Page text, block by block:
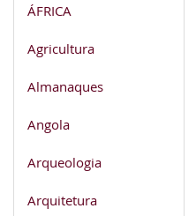
ÁFRICA
Agricultura
Almanaques
Angola
Arqueologia
Arquitetura